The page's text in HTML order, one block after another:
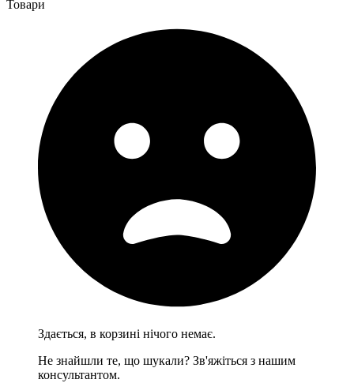
Товари
Здається, в корзині нічого немає.
Не знайшли те, що шукали? Зв'яжіться з нашим
консультантом.